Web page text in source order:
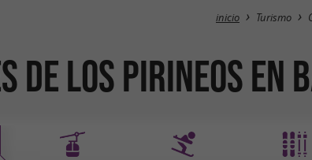
inicio Turismo
de los Pirineos en